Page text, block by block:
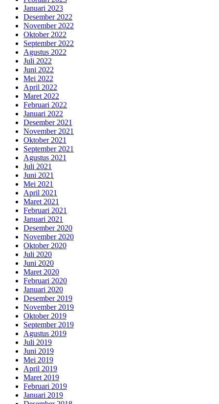
Januari 2023
Desember 2022
November 2022
Oktober 2022
September 2022
Agustus 2022
Juli 2022
Juni 2022
Mei 2022
April 2022
Maret 2022
Februari 2022
Januari 2022
Desember 2021
November 2021
Oktober 2021
September 2021
Agustus 2021
Juli 2021
Juni 2021
Mei 2021
April 2021
Maret 2021
Februari 2021
Januari 2021
Desember 2020
November 2020
Oktober 2020
Juli 2020
Juni 2020
Maret 2020
Februari 2020
Januari 2020
Desember 2019
November 2019
Oktober 2019
September 2019
Agustus 2019
Juli 2019
Juni 2019
Mei 2019
April 2019
Maret 2019
Februari 2019
Januari 2019